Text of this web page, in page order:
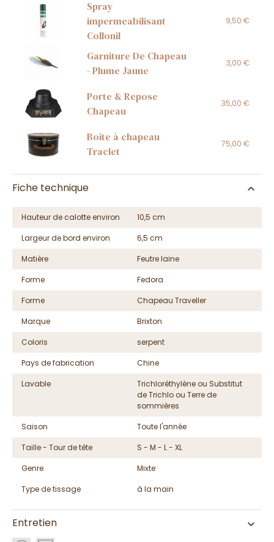
Spray
impermeabilisant
Collonil
9,50 €
Garniture De Chapeau
- Plume Jaune
3,00 €
Porte & Repose
Chapeau
35,00 €
Boite à chapeau
Traclet
75,00 €
Fiche technique
Hauteur de calotte environ
10,5 cm
Largeur de bord environ
6,5 cm
Matière
Feutre laine
Forme
Fedora
Forme
Chapeau Traveller
Marque
Brixton
Coloris
serpent
Pays de fabrication
Chine
Lavable
Trichloréthylène ou Substitut
de Trichlo ou Terre de
sommières
Saison
Toute l'année
Taille - Tour de tête
S - M - L - XL
Genre
Mixte
Type de tissage
à la main
Entretien